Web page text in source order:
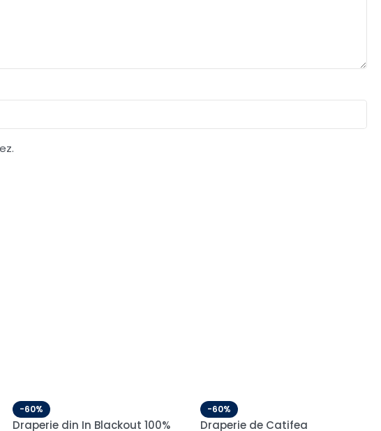
-60%
Draperie cu Blackout 80% Uni
-60%
Draperie de Catifea Elite